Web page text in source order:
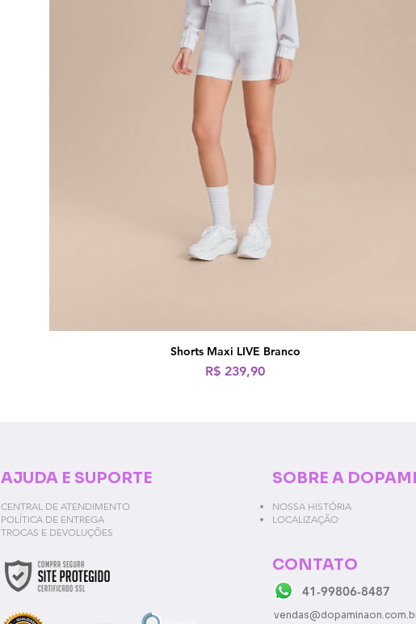
Visualização rápida
Shorts Maxi LIVE Branco
Preço
R$ 239,90
AJUDA E SUPORTE
CENTRAL DE ATENDIMENTO
POLÍTICA DE ENTREGA
TROCAS E DEVOLUÇÕES
SOBRE A
NOSSA HISTÓRIA
LOCALIZAÇÃO
CONTATO
41-99806-8487